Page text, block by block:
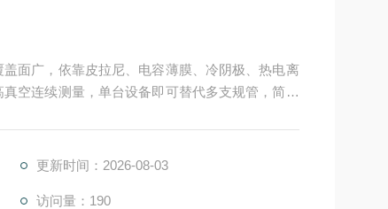
面广，依靠皮拉尼、电容薄膜、冷阴极、热电离
空连续测量，单台设备即可替代多支规管，简化
更新时间：2026-08-03
访问量：190